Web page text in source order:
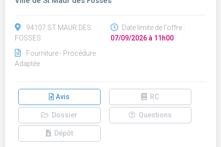
94107 ST MAUR DES
FOSSES
Fourniture - Procédure
Adaptée
Date limite de l'offre :
07/09/2026 à 11h00
Avis RC
Dossier Questions
Dépôt